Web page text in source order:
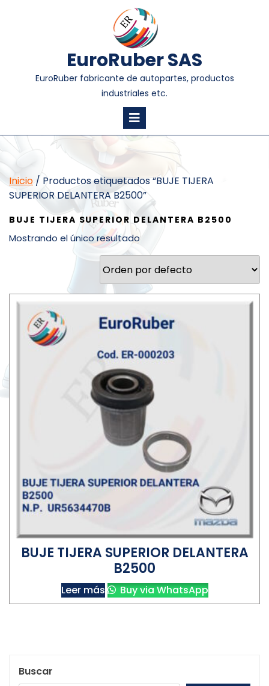
EuroRuber SAS
EuroRuber fabricante de autopartes, productos
industriales etc.
Inicio / Productos etiquetados “BUJE TIJERA
SUPERIOR DELANTERA B2500”
BUJE TIJERA SUPERIOR DELANTERA B2500
Mostrando el único resultado
BUJE TIJERA SUPERIOR DELANTERA
B2500
Leer más Buy via WhatsApp
Buscar